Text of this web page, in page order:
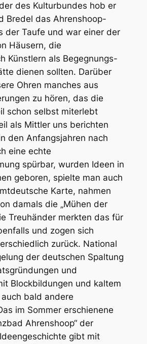
des Kulturbundes hob er
Bredel das Ahrenshoop-
der Taufe und war einer der
Häusern, die
Künstlern als Begegnungs-
dienen sollten. Darüber
Ohren manches aus
zu hören, das die
schon selbst miterlebt
als Mittler uns berichten
den Anfangsjahren nach
eine echte
spürbar, wurden Ideen in
geboren, spielte man auch
Karte, nahmen
damals die „Mühen der
Treuhänder merkten das für
und zogen sich
zurück. National
der deutschen Spaltung
und
Blockbildungen und kaltem
bald andere
im Sommer erschienene
Ahrenshoop“ der
gibt mit